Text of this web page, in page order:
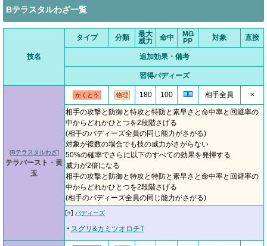
Bテラスタルわざ一覧
技名
タイプ 分類
最大
威力
命中
MG
PP
対象 直接
追加効果・備考
習得バディーズ
[Bテラスタルわざ]
テラバースト・黄
玉
かくとう 物理 180 100 相手全員 ×
相手の攻撃と防御と特攻と特防と素早さと命中率と回避率の
中からどれかひとつを2段階さげる
(相手のバディーズ全員の同じ能力がさがる)
対象が複数の場合でも技の威力がさがらない
50%の確率でさらに以下のすべての効果を発揮する
威力が2倍になる
相手の攻撃と防御と特攻と特防と素早さと命中率と回避率の
中からどれかひとつを2段階さげる
(相手のバディーズ全員の同じ能力がさがる)
バディーズ
スグリ&カミツオロチT